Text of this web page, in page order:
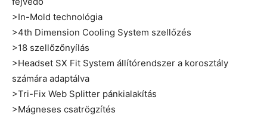
>In-Mold technológia
>4th Dimension Cooling System szellőzés
>18 szellőzőnyílás
>Headset SX Fit System állítórendszer a korosztály
számára adaptálva
>Tri-Fix Web Splitter pánkialakítás
>Mágneses csatrögzítés